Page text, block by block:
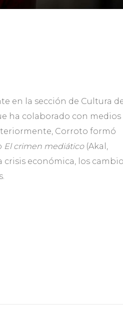
en la sección de Cultura
ha colaborado con medios
Corroto formó
El crimen mediático (Akal,
económica, los